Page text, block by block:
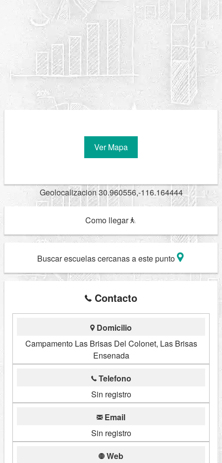
Ver Mapa
Geolocalizacion 30.960556,-116.164444
Como llegar
Buscar escuelas cercanas a este punto
Contacto
Domicilio
Campamento Las Brisas Del Colonet, Las Brisas
Ensenada
Telefono
Sin registro
Email
Sin registro
Web